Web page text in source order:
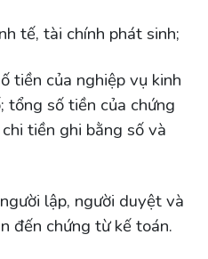
tế, tài chính phát sinh;
tiền của nghiệp vụ kinh
tổng số tiền của chứng
tiền ghi bằng số và
lập, người duyệt và
đến chứng từ kế toán.